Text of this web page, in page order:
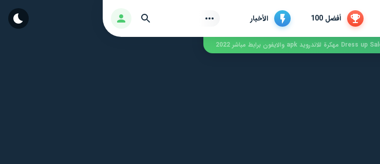
أفضل 100 الأخبار تسجيل الدخول بحث